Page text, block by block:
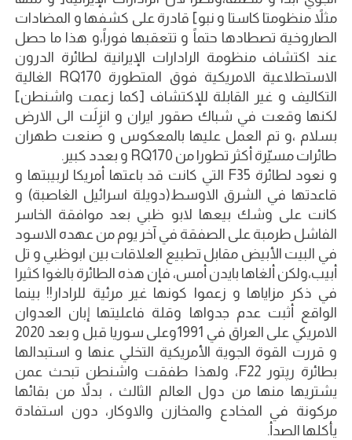
مثلاً منظومتا كاستا و نبو] قادرة على كشفها و المضادات
الصاروخية تصطادها حتماً و تتعقبها فوراً،و هذا ما حصل
عند اكتشاف منظومة الرادارات الإيرانية لطائرة الدرون
الاستطلاعية الامريكية فوق المتطورة RQ170 الغالية
التكاليف و غير القابلة للإكتشاف [كما زعمت واشنطن]
لكنها وقعت في شباك صقور ايران و انزِلَت الى الارض
بسلام ،و تم العمل عليها بالمعكوس و صنعت طهران
طائرات مسيّرة أكثر تطورا من RQ170 و بعدد كبير.
و نعود لطائرة F35 التي كانت قد باعتها أمريكا لربيبتها و
قاعدتها في الشرق الاوسط(دويلة اسرائيل الغاصبة) و
كانت على وشك بيعها لابو ظبي بعد موافقة الخاسر
الفاشل طرمبة على الصفقة في آخر يوم من عهده الاسود
في البيت الأبيض مقابل تطبيع العلاقات بين ابوظبي و تل
أبيب،ولكن ألغاها بايدن أمس، فإن هذه الطائرة بالغوا كثيرا
في ذكر مزاياها و زعموا كونها غير مرئية للرادار!! بينما
الواقع أثبت عدم جدواها وقلة فاعليتها إبان العدوان
الامريكي على العراق في 1991وعلى سوريا قبل و بعد 2020
و قررت القوة الجوية الأمريكية التخلي عنها و استبدالها
بطائرة رپتور F22، ولهذا طفقت واشنطن تبحث عمن
يشتريها منها من دول العالم الثالث ، بدلاً من بقائها
مركونة في المخادع والمخازن والاوكار، دون استفادة
يأكلها الصدأ.